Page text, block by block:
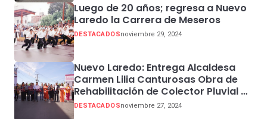
Luego de 20 años; regresa a Nuevo
Laredo la Carrera de Meseros
DESTACADOSnoviembre 29, 2024
Nuevo Laredo: Entrega Alcaldesa
Carmen Lilia Canturosas Obra de
Rehabilitación de Colector Pluvial en
Sector Centro
DESTACADOSnoviembre 27, 2024